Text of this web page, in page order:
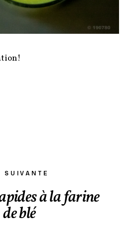
SUIVANTE
à la farine
de blé